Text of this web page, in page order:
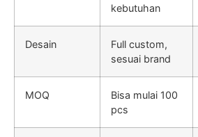
kebutuhan
Desain
Full custom,
sesuai brand
MOQ
Bisa mulai 100
pcs